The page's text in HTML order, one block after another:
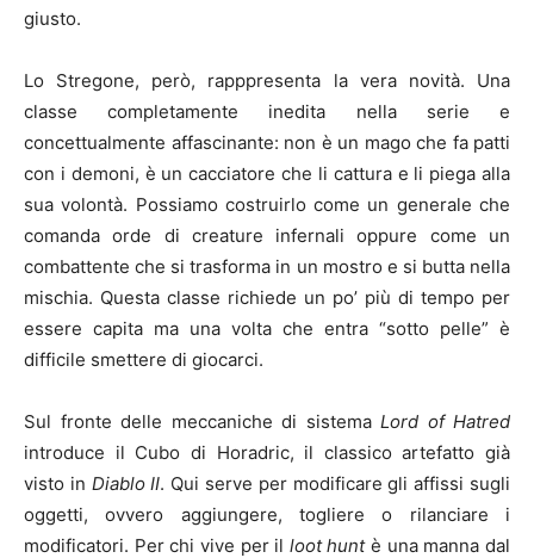
giusto.
Lo Stregone, però, rapppresenta la vera novità. Una
classe completamente inedita nella serie e
concettualmente affascinante: non è un mago che fa patti
con i demoni, è un cacciatore che li cattura e li piega alla
sua volontà. Possiamo costruirlo come un generale che
comanda orde di creature infernali oppure come un
combattente che si trasforma in un mostro e si butta nella
mischia. Questa classe richiede un po’ più di tempo per
essere capita ma una volta che entra “sotto pelle” è
difficile smettere di giocarci.
Sul fronte delle meccaniche di sistema Lord of Hatred
introduce il Cubo di Horadric, il classico artefatto già
visto in Diablo II. Qui serve per modificare gli affissi sugli
oggetti, ovvero aggiungere, togliere o rilanciare i
modificatori. Per chi vive per il loot huntè una manna dal